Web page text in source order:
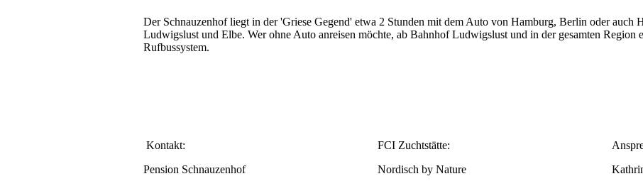
Der Schnauzenhof liegt in der 'Griese Gegend' etwa 2 Stunden mit dem Auto von Hamburg, Berlin oder auch
Ludwigslust und Elbe. Wer ohne Auto anreisen möchte, ab Bahnhof Ludwigslust und in der gesamten Region
Rufbussystem.
Kontakt:
Pension Schnauzenhof
FCI Zuchtstätte:
Nordisch by Nature